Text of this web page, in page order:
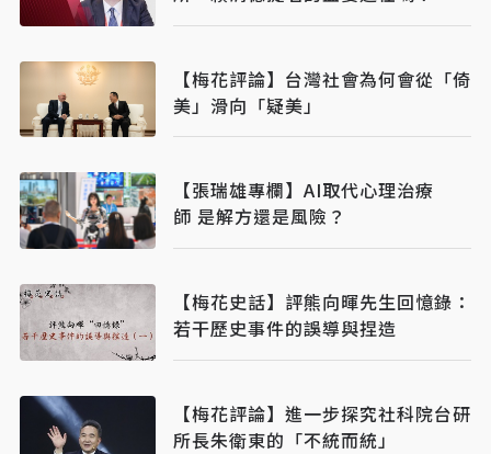
【梅花評論】台灣社會為何會從「倚
美」滑向「疑美」
【張瑞雄專欄】AI取代心理治療
師 是解方還是風險？
【梅花史話】評熊向暉先生回憶錄：
若干歷史事件的誤導與捏造
【梅花評論】進一步探究社科院台研
所長朱衛東的「不統而統」